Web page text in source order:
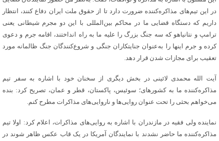
در این تیم‌های مذاکره‌کننده ضرورت دارد تا از حقوق ملت ایران دفاع کنند، انتظار
داریم که دستگاه قضایی ما در محاکم بین‌المللی با این دو مجرم شیطانی یعنی
ترامپ و نتانیاهو که سه جنگ بزرگ را علیه ما به راه انداختند، اقامه جرم و دعوی
کرده و جرم اینها را به‌عنوان جنایتکاران جنگی و شروع‌کنندگان جنگ ظالمانه مورد
تعقیب برای مجازات شدن قرار دهد.
آیت الله محمدی لائینی در بخش دیگری از سخنان خود با اشاره به سفر تیم
مذاکره‌کننده ما به کشورهای؛ سوئیس، پاکستان، قطر و عمان، تصریح کرد: بنده
می‌خواهم بحثی را تحت عنوان روایی‌ها و ناروایی‌های مذاکرات مطرح کنم.
نماینده ولی فقیه در مازندران با اشاره به روایی‌های مذاکرات، اعلام کرد: اولا تیم
مذاکره‌کننده ما حاضر نشدند با نمایندگان آمریکا در یک قاب عکس ظاهر شوند در